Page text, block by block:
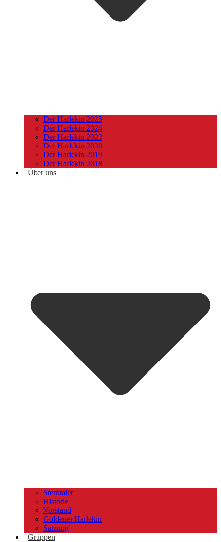
Der Harlekin 2025
Der Harlekin 2024
Der Harlekin 2023
Der Harlekin 2020
Der Harlekin 2019
Der Harlekin 2018
Über uns
Sterntaler
Historie
Vorstand
Goldener Harlekin
Satzung
Gruppen